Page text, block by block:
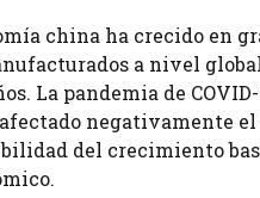
china ha crecido en
a nivel
La pandemia de
negativamente
del crecimiento